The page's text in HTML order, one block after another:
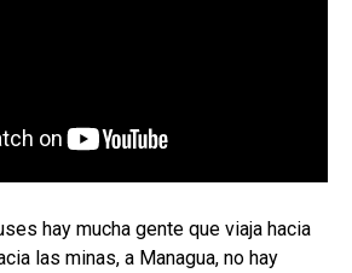
hay mucha gente que viaja hacia
las minas, a Managua, no hay